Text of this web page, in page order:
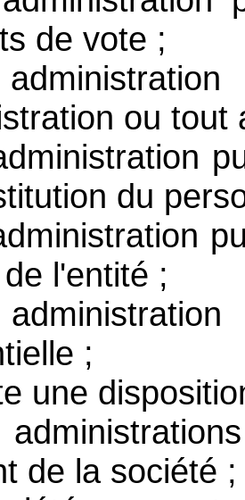
de vote ;
ou
du
l'entité ;
;
une
de la société ;